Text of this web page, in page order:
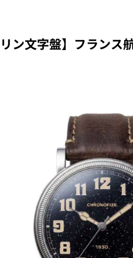
ン文字盤】フラン